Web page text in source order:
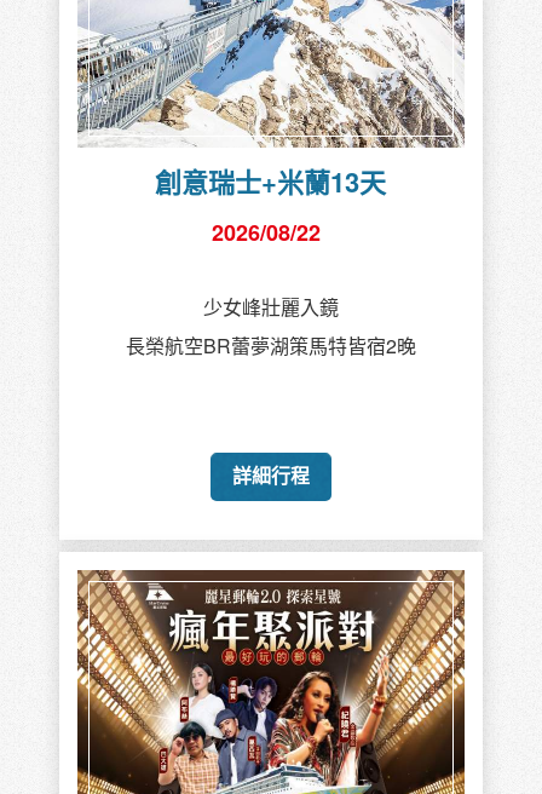
創意瑞士+米蘭13天
2026/08/22
少女峰壯麗入鏡
長榮航空BR蕾夢湖策馬特皆宿2晚
詳細行程